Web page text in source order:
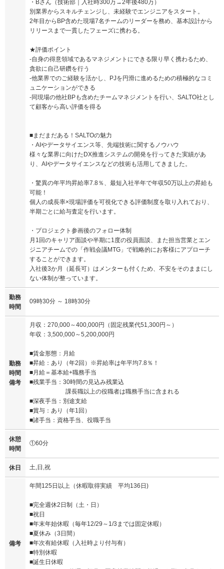
・Bさん（技術部｜入社時300万→2年後480万）
別業界からスキルチェンジし、未経験でエンジニアをスタート。
2年目からBP含めた現場7名チームのリーダーを務め、基本設計から
リリースまで一貫したフェーズに携わる。
★評価ポイント
-自身の得意領域であるマネジメントにできる限り早く携わるため、
貪欲に自己研鑽を行う
-他業界でのご経験を活かし、PJを円滑に進めるための積極的なコミ
ュニケーションができる
-同現場の他社BPも含めたチームマネジメントを行い、SALTO社とし
て顧客から高い評価を得る
■まだまだある！SALTOの魅力
・AIやデータサイエンス等、先端技術に関するノウハウ
様々な業界に向けたDX推進システムの開発を行ってきた実績があ
り、AIやデータサイエンスなどの技術も活用してきました。
・驚異の年平均昇給率7.8％、最短入社半年で年収50万以上の昇給も
可能！
個人の成長率×現場評価を可視化できる評価制度を取り入れており、
半期ごとに給与査定を行います。
・プロジェクト参画後のフォロー体制
月1回のキャリア面談や半期に1度の役員面談、また担当営業とエン
ジニアチームでの「作戦会議MTG」で戦略的にお客様にアプローチ
することができます。
入社後3か月（延長可）はメンターも付くため、不安をそのままにし
ない体制が整っています。
勤務
時間
09時30分 ～ 18時30分
勤務
時間
備考
月収：270,000～400,000円（固定残業代51,300円～）
年収：3,500,000～5,200,000円
■賃金形態：月給
■昇給：あり（年2回）※昇給率は年平均7.8％！
■月給＝基本給+職務手当
■残業手当：30時間の見込み残業込
課長職以上の役職者は職務手当に含まれる
■深夜手当：別途支給
■賞与：あり（年1回）
■諸手当：資格手当、役職手当
休憩
時間
①60分
休日 土,日,祝
備考
年間125日以上（休暇取得実績 平均136日)
■完全週休2日制（土・日）
■祝日
■年末年始休暇（毎年12/29～1/3までは固定休暇）
■夏休み（3日間）
■年次有給休暇（入社時より付与有）
■特別休暇
■誕生日休暇